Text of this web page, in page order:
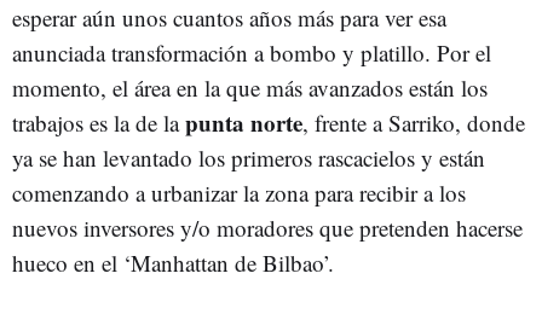
esperar aún unos cuantos años más para ver esa
anunciada transformación a bombo y platillo. Por el
momento, el área en la que más avanzados están los
trabajos es la de lapunta norte, frente a Sarriko, donde
ya se han levantado los primeros rascacielos y están
comenzando a urbanizar la zona para recibir a los
nuevos inversores y/o moradores que pretenden hacerse
hueco en el ‘Manhattan de Bilbao’.